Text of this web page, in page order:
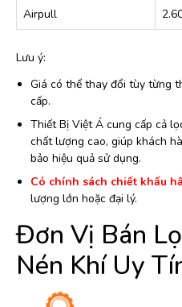
Airpull
Lưu ý:
Giá có thể thay đổi tùy từng
cấp.
Thiết Bị Việt Á cung cấp cả
chất lượng cao, giúp khách
bảo hiệu quả sử dụng.
Có chính sách chiết khấu
lượng lớn hoặc đại lý.
Đơn Vị Bán
Nén Khí Uy